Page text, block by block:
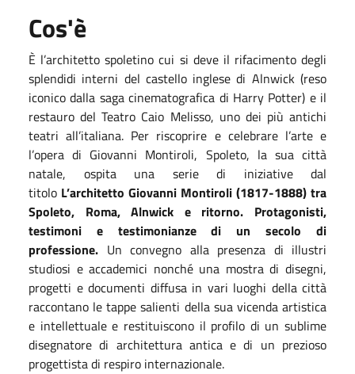
Cos'è
È l’architetto spoletino cui si deve il rifacimento degli
splendidi interni del castello inglese di Alnwick (reso
iconico dalla saga cinematografica di Harry Potter) e il
restauro del Teatro Caio Melisso, uno dei più antichi
teatri all’italiana. Per riscoprire e celebrare l’arte e
l’opera di Giovanni Montiroli, Spoleto, la sua città
natale, ospita una serie di iniziative dal
titolo L’architetto Giovanni Montiroli (1817-1888) tra
Spoleto, Roma, Alnwick e ritorno. Protagonisti,
testimoni e testimonianze di un secolo di
professione. Un convegno alla presenza di illustri
studiosi e accademici nonché una mostra di disegni,
progetti e documenti diffusa in vari luoghi della città
raccontano le tappe salienti della sua vicenda artistica
e intellettuale e restituiscono il profilo di un sublime
disegnatore di architettura antica e di un prezioso
progettista di respiro internazionale.